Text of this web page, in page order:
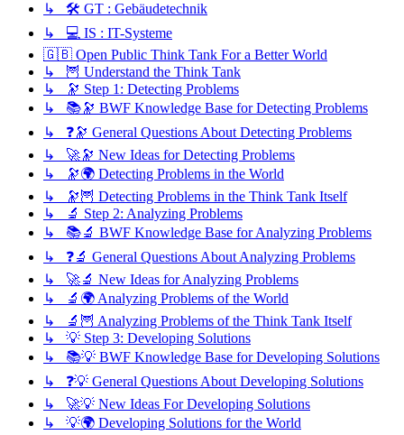
↳ 🛠️ GT : Gebäudetechnik
↳ 💻 IS : IT-Systeme
🇬🇧 Open Public Think Tank For a Better World
↳ 🦉 Understand the Think Tank
↳ 🔭 Step 1: Detecting Problems
↳ 📚🔭 BWF Knowledge Base for Detecting Problems
↳ ❓🔭 General Questions About Detecting Problems
↳ 🚀🔭 New Ideas for Detecting Problems
↳ 🔭🌍 Detecting Problems in the World
↳ 🔭🦉 Detecting Problems in the Think Tank Itself
↳ 🔬 Step 2: Analyzing Problems
↳ 📚🔬 BWF Knowledge Base for Analyzing Problems
↳ ❓🔬 General Questions About Analyzing Problems
↳ 🚀🔬 New Ideas for Analyzing Problems
↳ 🔬🌍 Analyzing Problems of the World
↳ 🔬🦉 Analyzing Problems of the Think Tank Itself
↳ 💡 Step 3: Developing Solutions
↳ 📚💡 BWF Knowledge Base for Developing Solutions
↳ ❓💡 General Questions About Developing Solutions
↳ 🚀💡 New Ideas For Developing Solutions
↳ 💡🌍 Developing Solutions for the World